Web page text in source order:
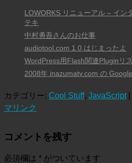
LOWORKS リニューアル – イン
テキ
中村勇吾さんのお仕事
audiotool.com 1.0 はじまったよ
WordPress用Flash関連Pluginリ
2008年 inazumatv.com の
カテゴリー: Cool Stuff, JavaScript|
マリンク
コメントを残す
必須欄は * がついています